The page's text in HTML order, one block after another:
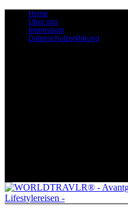
Home
Über uns
Impressum
Datenschutzerklärung